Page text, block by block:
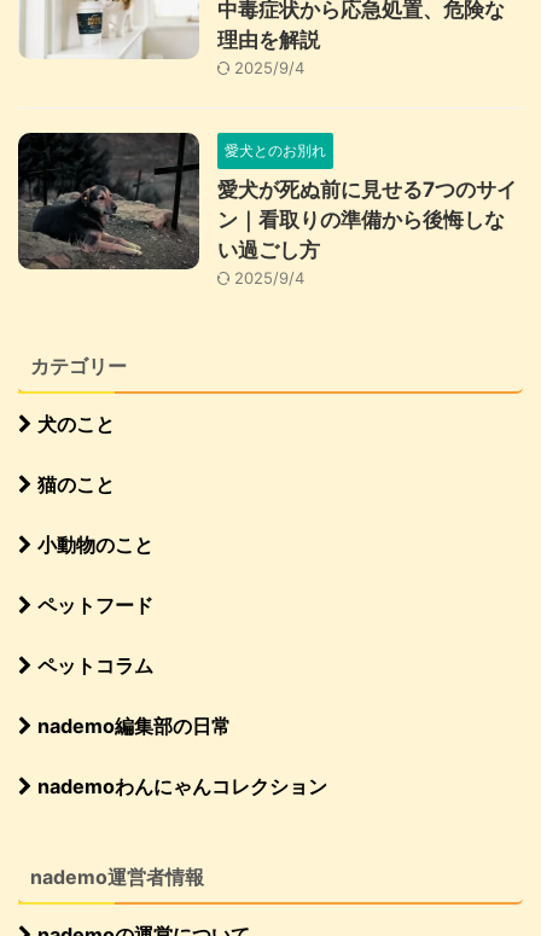
中毒症状から応急処置、危険な
理由を解説
2025/9/4
愛犬とのお別れ
愛犬が死ぬ前に見せる7つのサイ
ン｜看取りの準備から後悔しな
い過ごし方
2025/9/4
カテゴリー
犬のこと
猫のこと
小動物のこと
ペットフード
ペットコラム
nademo編集部の日常
nademoわんにゃんコレクション
nademo運営者情報